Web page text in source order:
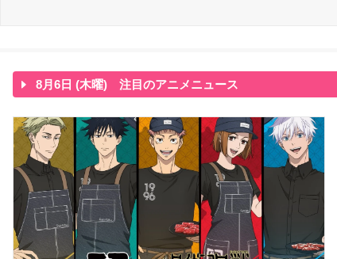
8月6日 (木曜) 注目のアニメニュース